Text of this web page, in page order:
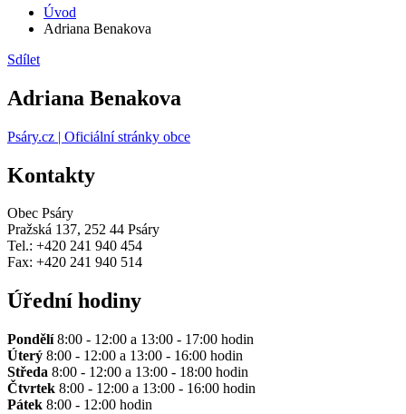
Úvod
Adriana Benakova
Sdílet
Adriana Benakova
Psáry.cz | Oficiální stránky obce
Kontakty
Obec Psáry
Pražská 137, 252 44 Psáry
Tel.: +420 241 940 454
Fax: +420 241 940 514
Úřední hodiny
Pondělí8:00 - 12:00 a 13:00 - 17:00 hodin
Úterý 8:00 - 12:00 a 13:00 - 16:00 hodin
Středa 8:00 - 12:00 a 13:00 - 18:00 hodin
Čtvrtek 8:00 - 12:00 a 13:00 - 16:00 hodin
Pátek 8:00 - 12:00 hodin